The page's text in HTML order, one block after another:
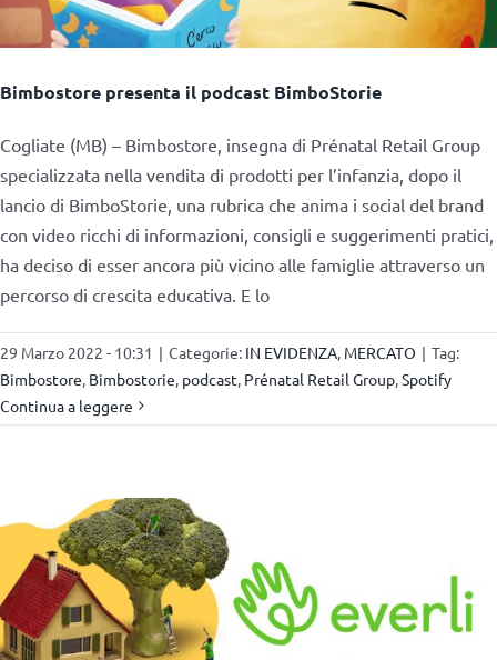
Bimbostore presenta il podcast BimboStorie
Cogliate (MB) – Bimbostore, insegna di Prénatal Retail Group
specializzata nella vendita di prodotti per l’infanzia, dopo il
lancio di BimboStorie, una rubrica che anima i social del brand
con video ricchi di informazioni, consigli e suggerimenti pratici,
ha deciso di esser ancora più vicino alle famiglie attraverso un
percorso di crescita educativa. E lo
29 Marzo 2022 - 10:31 | Categorie: IN EVIDENZA, MERCATO | Tag:
Bimbostore, Bimbostorie, podcast, Prénatal Retail Group,Spotify
Continua a leggere